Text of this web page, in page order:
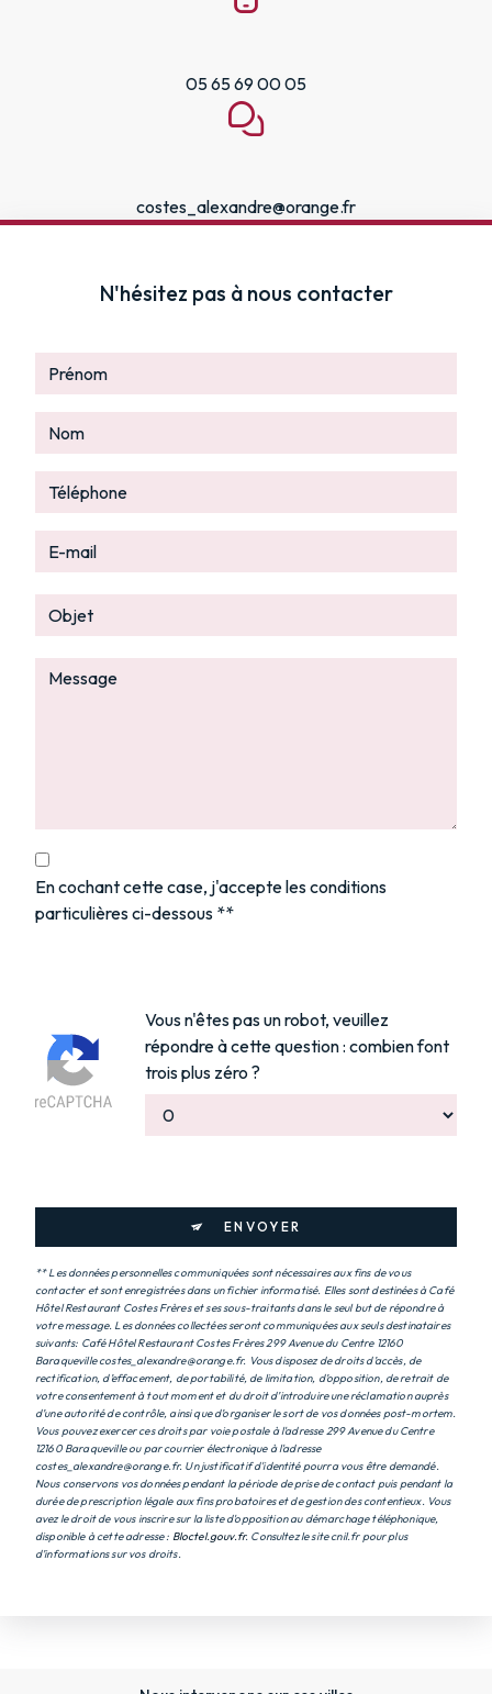
05 65 69 00 05
costes_alexandre@orange.fr
N'hésitez pas à nous contacter
En cochant cette case, j'accepte les conditions
particulières ci-dessous **
Vous n'êtes pas un robot, veuillez
répondre à cette question : combien font
trois plus zéro ?
ENVOYER
** Les données personnelles communiquées sont nécessaires aux fins de vous
contacter et sont enregistrées dans un fichier informatisé. Elles sont destinées à Café
Hôtel Restaurant Costes Frères et ses sous-traitants dans le seul but de répondre à
votre message. Les données collectées seront communiquées aux seuls destinataires
suivants: Café Hôtel Restaurant Costes Frères 299 Avenue du Centre 12160
Baraqueville costes_alexandre@orange.fr. Vous disposez de droits d’accès, de
rectification, d’effacement, de portabilité, de limitation, d’opposition, de retrait de
votre consentement à tout moment et du droit d’introduire une réclamation auprès
d’une autorité de contrôle, ainsi que d’organiser le sort de vos données post-mortem.
Vous pouvez exercer ces droits par voie postale à l'adresse 299 Avenue du Centre
12160 Baraqueville ou par courrier électronique à l'adresse
costes_alexandre@orange.fr. Un justificatif d'identité pourra vous être demandé.
Nous conservons vos données pendant la période de prise de contact puis pendant la
durée de prescription légale aux fins probatoires et de gestion des contentieux. Vous
avez le droit de vous inscrire sur la liste d'opposition au démarchage téléphonique,
disponible à cette adresse : Bloctel.gouv.fr. Consultez le site cnil.fr pour plus
d’informations sur vos droits.